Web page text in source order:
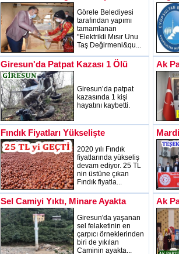
Görele Belediyesi
tarafından yapımı
tamamlanan
"Elektrikli Mısır Unu
Taş Değirmeni&qu...
Giresun'da Patpat Kazası 1 Ölü
Giresun’da patpat
kazasında 1 kişi
hayatını kaybetti.
Ak
Fındık Fiyatları Yükselişte
2020 yılı Fındık
fiyatlarında yükseliş
devam ediyor. 25 TL
nin üstüne çıkan
Fındık fiyatla...
Sel Camiyi Yıktı, Minare Ayakta
Giresun'da yaşanan
sel felaketinin en
çarpıcı örneklerinden
biri de yıkılan
Caminin ayakta...
Ak